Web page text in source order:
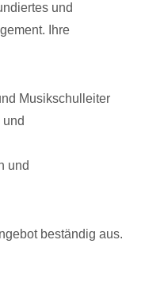
und
Ihre
Musikschulleiter
und
beständig aus.